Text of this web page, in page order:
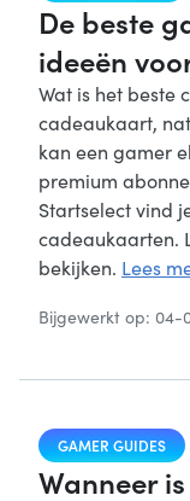
De beste
ideeën
Wat is het beste
cadeaukaart,
kan een gamer
premium
Startselect vind
cadeaukaarten.
bekijken. Lees
Bijgewerkt op: 04-
GAMER GUIDES
Wanneer